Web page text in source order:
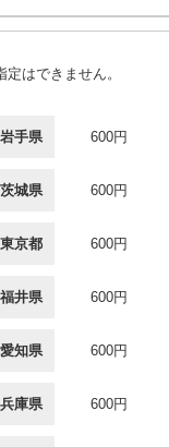
はできません。
岩手県 600円
茨城県 600円
東京都 600円
福井県 600円
愛知県 600円
兵庫県 600円